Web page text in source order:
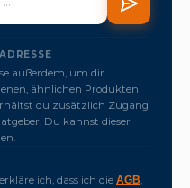
außerdem, um dir
ähnlichen Produkten
du zusätzlich Zugang
Du kannst dieser
ich, dass ich die AGB